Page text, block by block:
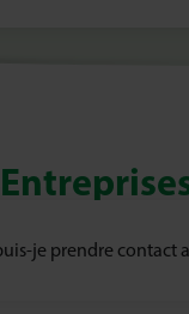
je prendre contact